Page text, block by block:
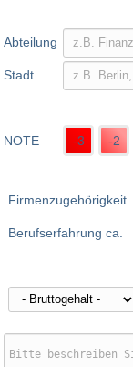
Abteilung
Stadt
NOTE -3 -2
Firmenzugehörigkeit
Berufserfahrung ca.